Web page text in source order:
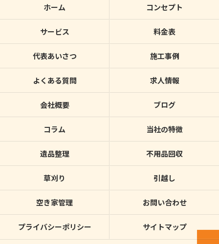
ホーム コンセプト
サービス 料金表
代表あいさつ 施工事例
よくある質問 求人情報
会社概要 ブログ
コラム 当社の特徴
遺品整理 不用品回収
草刈り 引越し
空き家管理 お問い合わせ
プライバシーポリシー サイトマップ